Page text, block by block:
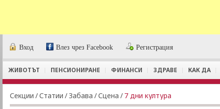
Вход Влез чрез Facebook Регистрация
ЖИВОТЪТ ПЕНСИОНИРАНЕ ФИНАНСИ ЗДРАВЕ КАК ДА
Секции /Статии / Забава /Сцена / 7 дни култура